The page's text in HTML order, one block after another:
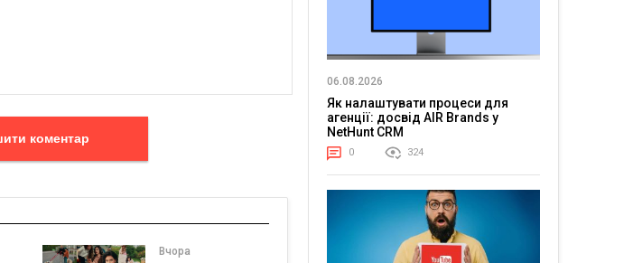
Залишити коментар
Вчора
06.08.2026
Як налаштувати процеси для
агенції: досвід AIR Brands у
NetHunt CRM
0 324